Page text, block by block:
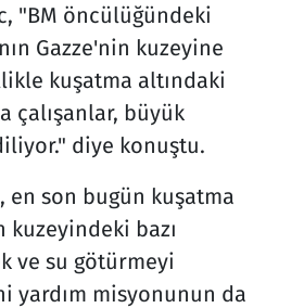
"BM öncülüğündeki
Gazze'nin kuzeyine
kuşatma altındaki
çalışanlar, büyük
diye konuştu.
en son bugün kuşatma
kuzeyindeki bazı
ve su götürmeyi
yardım misyonunun da